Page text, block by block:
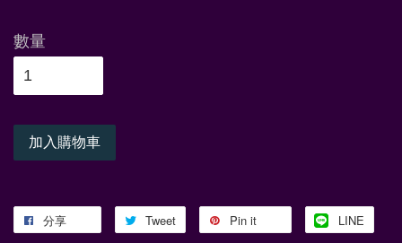
數量
加入購物車
分享 Tweet Pin it LINE